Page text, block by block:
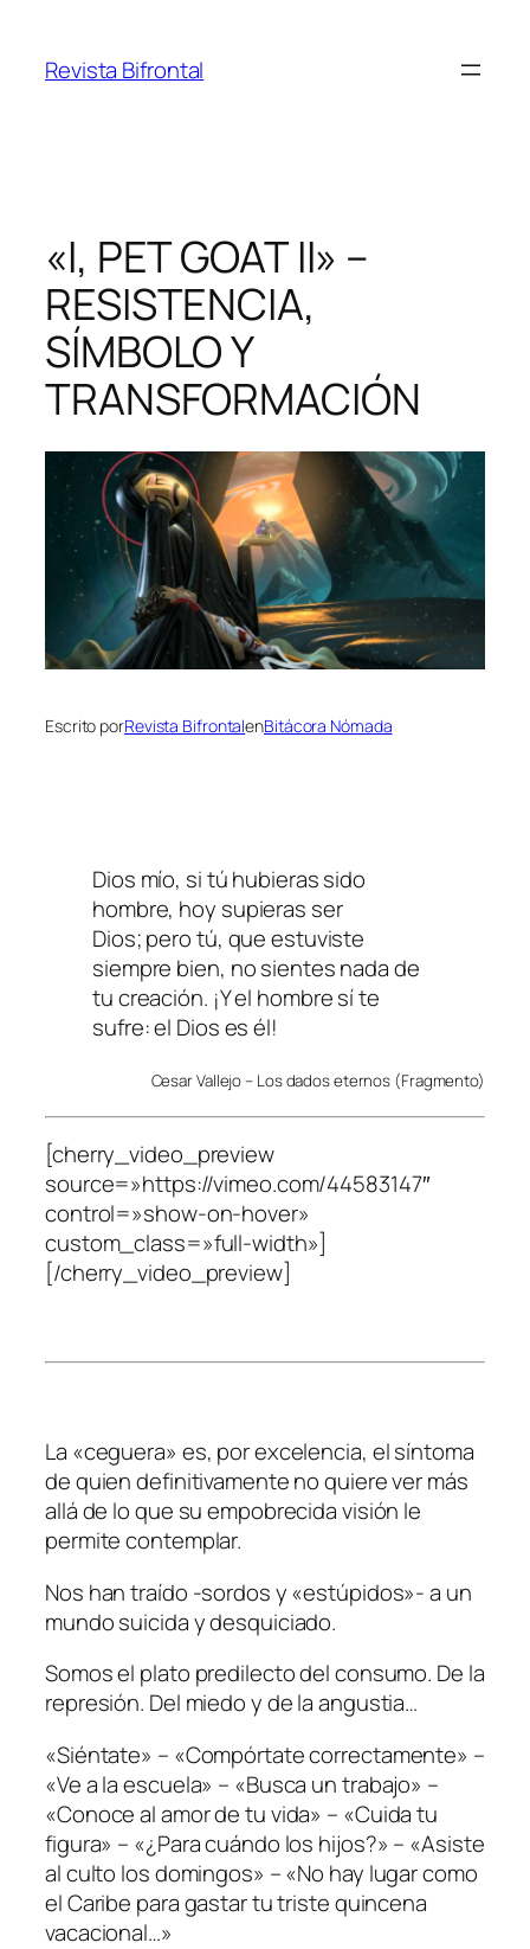
contenido
Revista Bifrontal
«I, PET GOAT II» –
RESISTENCIA,
SÍMBOLO Y
TRANSFORMACIÓN
Escrito porRevista BifrontalenBitácora Nómada
Dios mío, si tú hubieras sido
hombre, hoy supieras ser
Dios; pero tú, que estuviste
siempre bien, no sientes nada de
tu creación. ¡Y el hombre sí te
sufre: el Dios es él!
Cesar Vallejo – Los dados eternos (Fragmento)
[cherry_video_preview
source=»https://vimeo.com/44583147″
control=»show-on-hover»
custom_class=»full-width»]
[/cherry_video_preview]
La «ceguera» es, por excelencia, el síntoma
de quien definitivamente no quiere ver más
allá de lo que su empobrecida visión le
permite contemplar.
Nos han traído -sordos y «estúpidos»- a un
mundo suicida y desquiciado.
Somos el plato predilecto del consumo. De la
represión. Del miedo y de la angustia…
«Siéntate» – «Compórtate correctamente» –
«Ve a la escuela» – «Busca un trabajo» –
«Conoce al amor de tu vida» – «Cuida tu
figura» – «¿Para cuándo los hijos?» – «Asiste
al culto los domingos» – «No hay lugar como
el Caribe para gastar tu triste quincena
vacacional…»